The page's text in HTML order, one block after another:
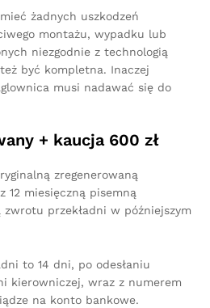
żadnych uszkodzeń
montażu, wypadku lub
niezgodnie z technologią
być kompletna. Inaczej
musi nadawać się do
+ kaucja 600 zł
zregenerowaną
12 miesięczną pisemną
przekładni w późniejszym
to 14 dni, po odesłaniu
kierowniczej, wraz z numerem
na konto bankowe.